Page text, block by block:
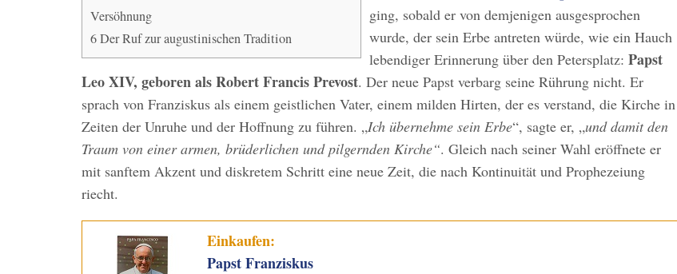
Versöhnung
6Der Ruf zur augustinischen Tradition
ging, sobald er von demjenigen ausgesprochen
wurde, der sein Erbe antreten würde, wie ein Hauch
lebendiger Erinnerung über den Petersplatz: Papst
Leo XIV, geboren als Robert Francis Prevost. Der neue Papst verbarg seine Rührung nicht. Er
sprach von Franziskus als einem geistlichen Vater, einem milden Hirten, der es verstand, die Kirche in
Zeiten der Unruhe und der Hoffnung zu führen. „Ich übernehme sein Erbe“, sagte er, „und damit den
Traum von einer armen, brüderlichen und pilgernden Kirche“. Gleich nach seiner Wahl eröffnete er
mit sanftem Akzent und diskretem Schritt eine neue Zeit, die nach Kontinuität und Prophezeiung
riecht.
Einkaufen:
Papst Franziskus